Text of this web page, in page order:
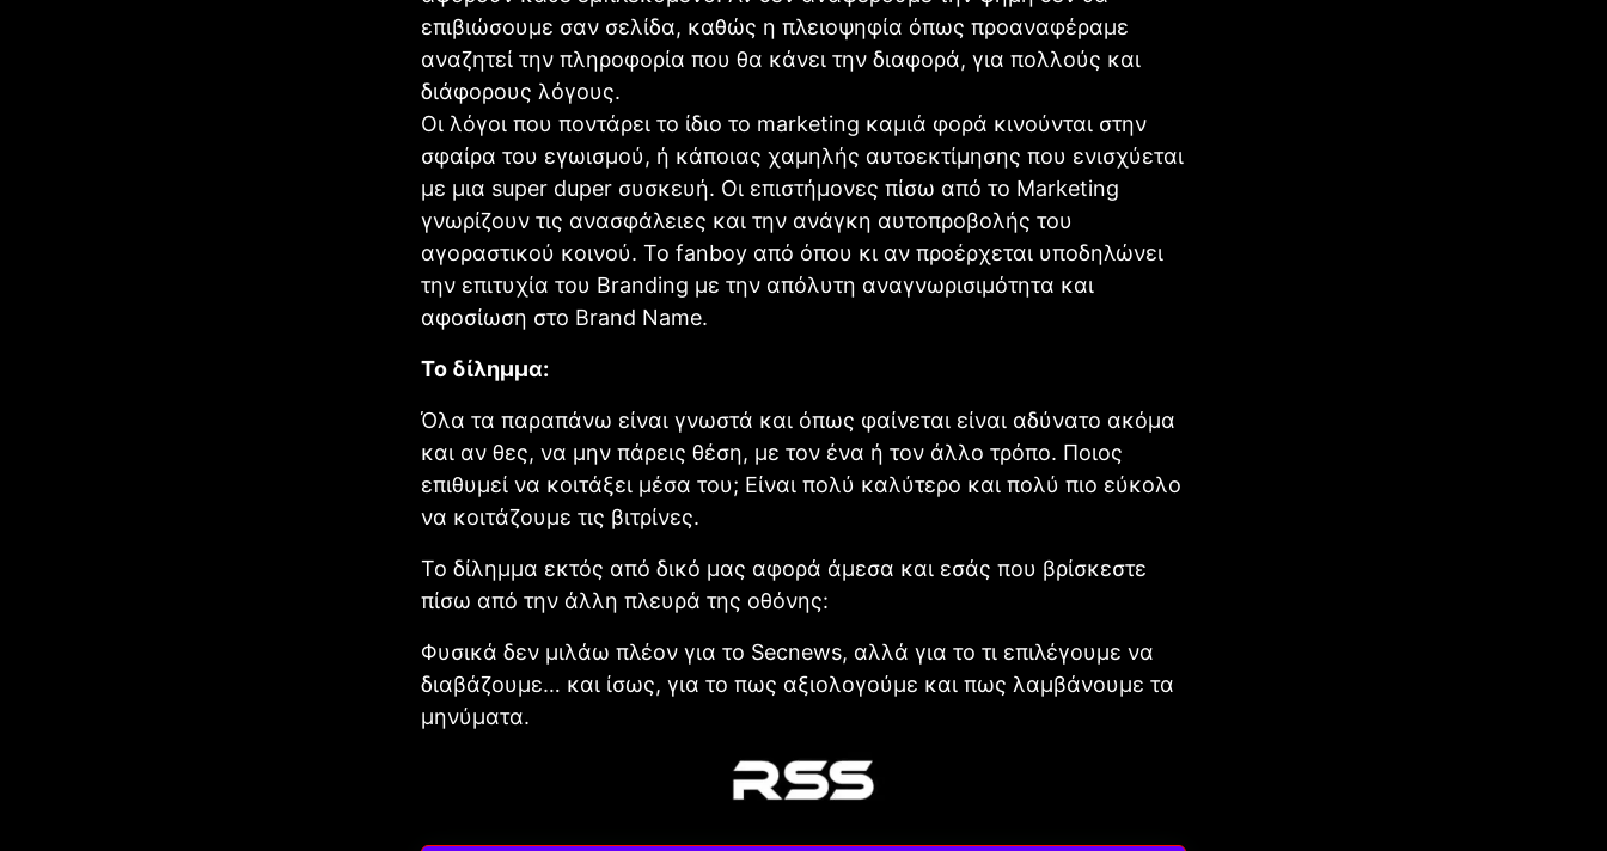
επιβιώσουμε σαν σελίδα, καθώς η πλειοψηφία όπως προαναφέραμε
αναζητεί την πληροφορία που θα κάνει την διαφορά, για πολλούς και
διάφορους λόγους.
Οι λόγοι που ποντάρει το ίδιο το marketing καμιά φορά κινούνται στην
σφαίρα του εγωισμού, ή κάποιας χαμηλής αυτοεκτίμησης που ενισχύεται
με μια super duper συσκευή. Οι επιστήμονες πίσω από το Marketing
γνωρίζουν τις ανασφάλειες και την ανάγκη αυτοπροβολής του
αγοραστικού κοινού. Το fanboy από όπου κι αν προέρχεται υποδηλώνει
την επιτυχία του Branding με την απόλυτη αναγνωρισιμότητα και
αφοσίωση στο Brand Name.
Το δίλημμα:
Όλα τα παραπάνω είναι γνωστά και όπως φαίνεται είναι αδύνατο ακόμα
και αν θες, να μην πάρεις θέση, με τον ένα ή τον άλλο τρόπο. Ποιος
επιθυμεί να κοιτάξει μέσα του; Είναι πολύ καλύτερο και πολύ πιο εύκολο
να κοιτάζουμε τις βιτρίνες.
Το δίλημμα εκτός από δικό μας αφορά άμεσα και εσάς που βρίσκεστε
πίσω από την άλλη πλευρά της οθόνης:
Φυσικά δεν μιλάω πλέον για το Secnews, αλλά για το τι επιλέγουμε να
διαβάζουμε… και ίσως, για το πως αξιολογούμε και πως λαμβάνουμε τα
μηνύματα.